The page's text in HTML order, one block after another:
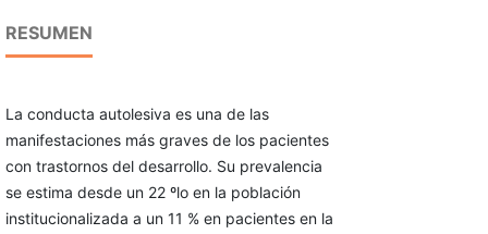
RESUMEN
La conducta autolesiva es una de las
manifestaciones más graves de los pacientes
con trastornos del desarrollo. Su prevalencia
se estima desde un 22 ºlo en la población
institucionalizada a un 11 % en pacientes en la